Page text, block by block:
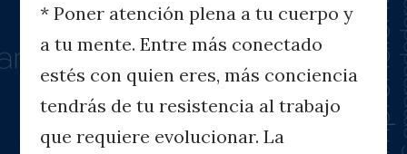
* Poner atención plena a tu cuerpo y
a tu mente. Entre más conectado
estés con quien eres, más conciencia
tendrás de tu resistencia al trabajo
que requiere evolucionar. La